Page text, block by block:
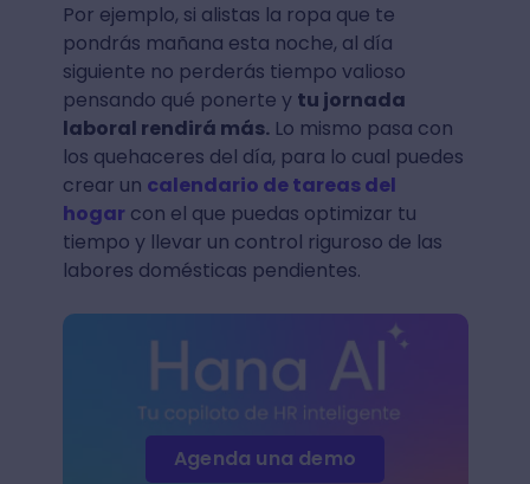
Por ejemplo, si alistas la ropa que te
pondrás mañana esta noche, al día
siguiente no perderás tiempo valioso
pensando qué ponerte y tu jornada
laboral rendirá más.Lo mismo pasa con
los quehaceres del día, para lo cual puedes
crear un calendario de tareas del
hogar con el que puedas optimizar tu
tiempo y llevar un control riguroso de las
labores domésticas pendientes.
Agenda una demo